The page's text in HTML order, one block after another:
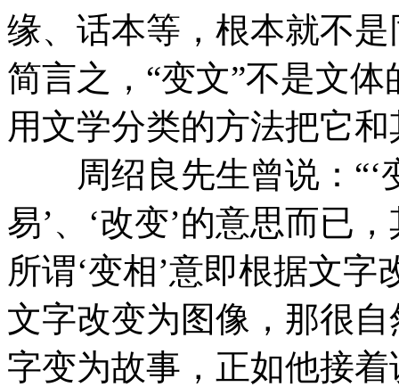
缘、话本等，根本就不
简言之，“变文”不是文
用文学分类的方法把它
周绍良先生曾说：“‘
易’、‘改变’的意思而已
所谓‘变相’意即根据文字
文字改变为图像，那很
字变为故事，正如他接着